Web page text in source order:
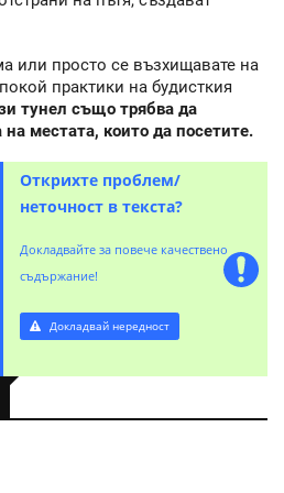
или просто се възхищавате на
практики на будисткия
тунел също трябва да
местата, които да посетите.
Открихте проблем/
неточност в текста?
Докладвайте за повече качествено
съдържание!
Докладвай нередност